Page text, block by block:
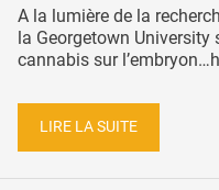
A la lumière de la
la Georgetown University
cannabis sur
LIRE LA SUITE